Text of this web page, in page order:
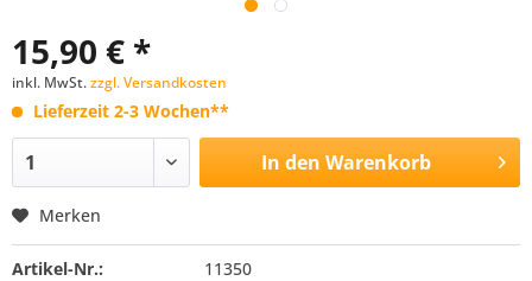
15,90 € *
inkl. MwSt.zzgl. Versandkosten
Lieferzeit 2-3 Wochen**
In den Warenkorb
Merken
Artikel-Nr.: 11350